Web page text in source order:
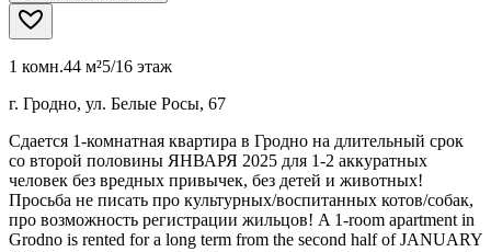
1 комн.44 м²5/16 этаж
г. Гродно, ул. Белые Росы, 67
Сдается 1-комнатная квартира в Гродно на длительный срок
со второй половины ЯНВАРЯ 2025 для 1-2 аккуратных
человек без вредных привычек, без детей и животных!
Просьба не писать про культурных/воспитанных котов/собак,
про возможность регистрации жильцов! A 1-room apartment in
Grodno is rented for a long term from the second half of JANUARY